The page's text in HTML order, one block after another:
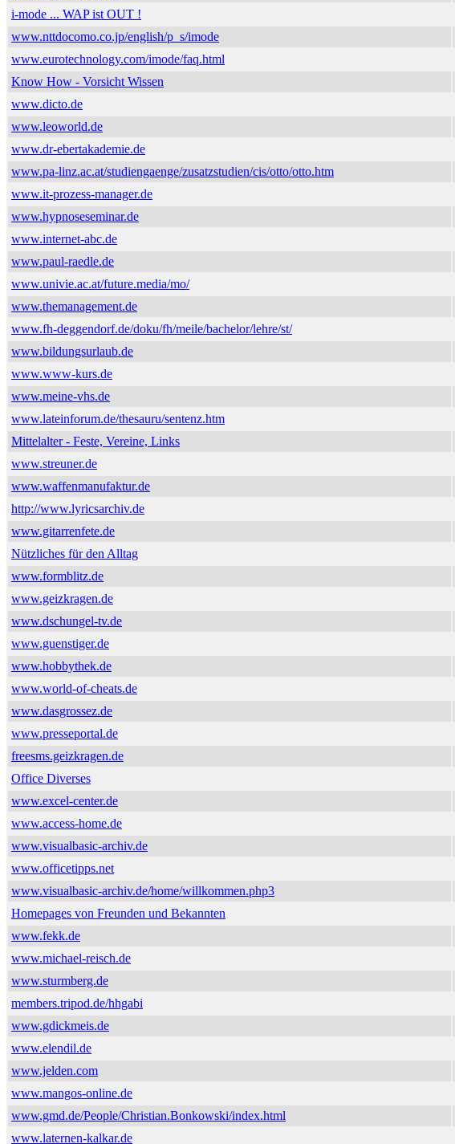
i-mode ... WAP ist OUT !
www.nttdocomo.co.jp/english/p_s/imode
www.eurotechnology.com/imode/faq.html
Know How - Vorsicht Wissen
www.dicto.de
www.leoworld.de
www.dr-ebertakademie.de
www.pa-linz.ac.at/studiengaenge/zusatzstudien/cis/otto/otto.htm
www.it-prozess-manager.de
www.hypnoseseminar.de
www.internet-abc.de
www.paul-raedle.de
www.univie.ac.at/future.media/mo/
www.themanagement.de
www.fh-deggendorf.de/doku/fh/meile/bachelor/lehre/st/
www.bildungsurlaub.de
www.www-kurs.de
www.meine-vhs.de
www.lateinforum.de/thesauru/sentenz.htm
Mittelalter - Feste, Vereine, Links
www.streuner.de
www.waffenmanufaktur.de
http://www.lyricsarchiv.de
www.gitarrenfete.de
Nützliches für den Alltag
www.formblitz.de
www.geizkragen.de
www.dschungel-tv.de
www.guenstiger.de
www.hobbythek.de
www.world-of-cheats.de
www.dasgrossez.de
www.presseportal.de
freesms.geizkragen.de
Office Diverses
www.excel-center.de
www.access-home.de
www.visualbasic-archiv.de
www.officetipps.net
www.visualbasic-archiv.de/home/willkommen.php3
Homepages von Freunden und Bekannten
www.fekk.de
www.michael-reisch.de
www.sturmberg.de
members.tripod.de/hhgabi
www.gdickmeis.de
www.elendil.de
www.jelden.com
www.mangos-online.de
www.gmd.de/People/Christian.Bonkowski/index.html
www.laternen-kalkar.de